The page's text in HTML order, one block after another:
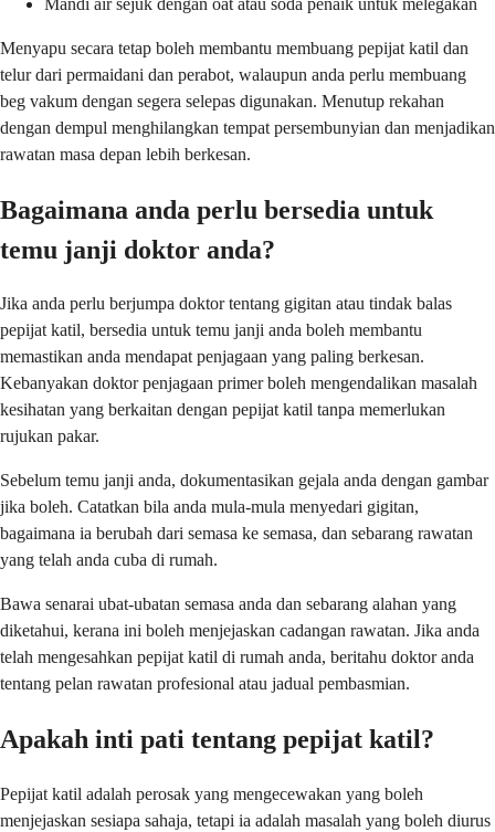
Menyapu secara tetap boleh membantu membuang pepijat katil dan
telur dari permaidani dan perabot, walaupun anda perlu membuang
beg vakum dengan segera selepas digunakan. Menutup rekahan
dengan dempul menghilangkan tempat persembunyian dan menjadikan
rawatan masa depan lebih berkesan.
Bagaimana anda perlu bersedia untuk
temu janji doktor anda?
Jika anda perlu berjumpa doktor tentang gigitan atau tindak balas
pepijat katil, bersedia untuk temu janji anda boleh membantu
memastikan anda mendapat penjagaan yang paling berkesan.
Kebanyakan doktor penjagaan primer boleh mengendalikan masalah
kesihatan yang berkaitan dengan pepijat katil tanpa memerlukan
rujukan pakar.
Sebelum temu janji anda, dokumentasikan gejala anda dengan gambar
jika boleh. Catatkan bila anda mula-mula menyedari gigitan,
bagaimana ia berubah dari semasa ke semasa, dan sebarang rawatan
yang telah anda cuba di rumah.
Bawa senarai ubat-ubatan semasa anda dan sebarang alahan yang
diketahui, kerana ini boleh menjejaskan cadangan rawatan. Jika anda
telah mengesahkan pepijat katil di rumah anda, beritahu doktor anda
tentang pelan rawatan profesional atau jadual pembasmian.
Apakah inti pati tentang pepijat katil?
Pepijat katil adalah perosak yang mengecewakan yang boleh
menjejaskan sesiapa sahaja, tetapi ia adalah masalah yang boleh diurus